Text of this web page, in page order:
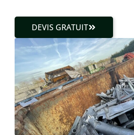
DEVIS GRATUIT